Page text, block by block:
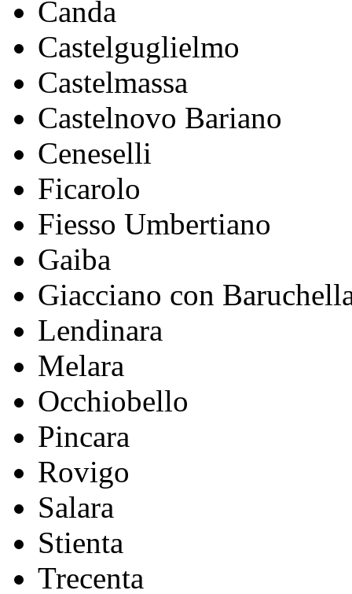
Canda
Castelguglielmo
Castelmassa
Castelnovo Bariano
Ceneselli
Ficarolo
Fiesso Umbertiano
Gaiba
Giacciano con
Lendinara
Melara
Occhiobello
Pincara
Rovigo
Salara
Stienta
Trecenta